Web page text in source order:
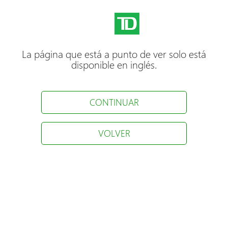
La página que está a punto de ver solo está
disponible en inglés.
CONTINUAR
VOLVER